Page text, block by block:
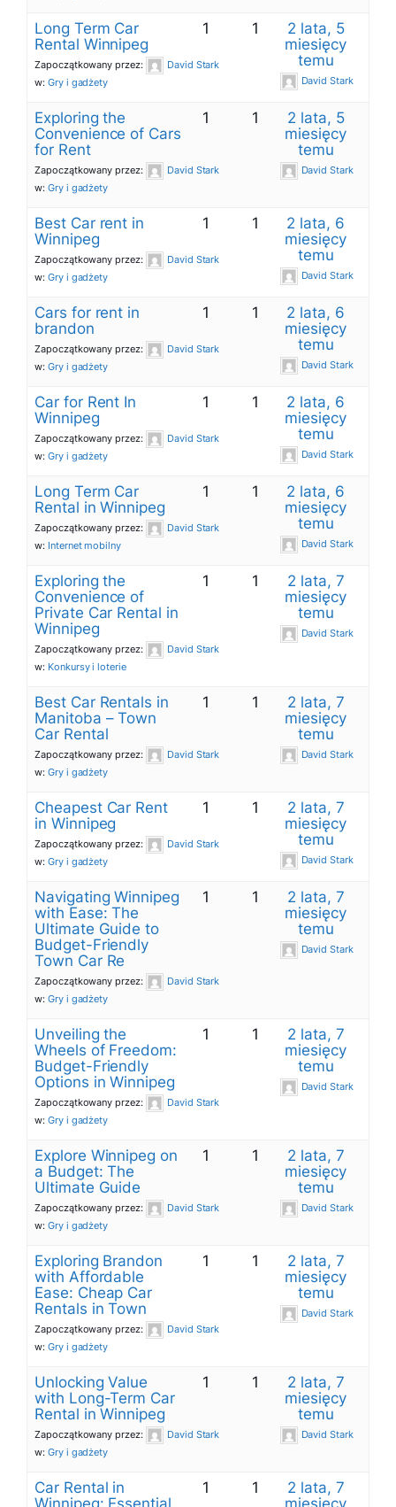
Long Term Car
Rental Winnipeg
Zapoczątkowany przez:
David Stark
w: Gry i gadżety
1 1
2 lata, 5
miesięcy
temu
David Stark
Exploring the
Convenience of Cars
for Rent
Zapoczątkowany przez:
David Stark
w: Gry i gadżety
1 1
2 lata, 5
miesięcy
temu
David Stark
Best Car rent in
Winnipeg
Zapoczątkowany przez:
David Stark
w: Gry i gadżety
1 1
2 lata, 6
miesięcy
temu
David Stark
Cars for rent in
brandon
Zapoczątkowany przez:
David Stark
w: Gry i gadżety
1 1
2 lata, 6
miesięcy
temu
David Stark
Car for Rent In
Winnipeg
Zapoczątkowany przez:
David Stark
w: Gry i gadżety
1 1
2 lata, 6
miesięcy
temu
David Stark
Long Term Car
Rental in Winnipeg
Zapoczątkowany przez:
David Stark
w: Internet mobilny
1 1
2 lata, 6
miesięcy
temu
David Stark
Exploring the
Convenience of
Private Car Rental in
Winnipeg
Zapoczątkowany przez:
David Stark
w: Konkursy i loterie
1 1
2 lata, 7
miesięcy
temu
David Stark
Best Car Rentals in
Manitoba – Town
Car Rental
Zapoczątkowany przez:
David Stark
w: Gry i gadżety
1 1
2 lata, 7
miesięcy
temu
David Stark
Cheapest Car Rent
in Winnipeg
Zapoczątkowany przez:
David Stark
w: Gry i gadżety
1 1
2 lata, 7
miesięcy
temu
David Stark
Navigating Winnipeg
with Ease: The
Ultimate Guide to
Budget-Friendly
Town Car Re
Zapoczątkowany przez:
David Stark
w: Gry i gadżety
1 1
2 lata, 7
miesięcy
temu
David Stark
Unveiling the
Wheels of Freedom:
Budget-Friendly
Options in Winnipeg
Zapoczątkowany przez:
David Stark
w: Gry i gadżety
1 1
2 lata, 7
miesięcy
temu
David Stark
Explore Winnipeg on
a Budget: The
Ultimate Guide
Zapoczątkowany przez:
David Stark
w: Gry i gadżety
1 1
2 lata, 7
miesięcy
temu
David Stark
Exploring Brandon
with Affordable
Ease: Cheap Car
Rentals in Town
Zapoczątkowany przez:
David Stark
w: Gry i gadżety
1 1
2 lata, 7
miesięcy
temu
David Stark
Unlocking Value
with Long-Term Car
Rental in Winnipeg
Zapoczątkowany przez:
David Stark
w: Gry i gadżety
1 1
2 lata, 7
miesięcy
temu
David Stark
Car Rental in
Winnipeg: Essential
1 1
2 lata, 7
miesięcy